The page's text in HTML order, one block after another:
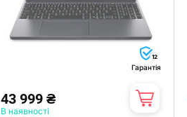
12
Гарантія
43 999 ₴
В наявності